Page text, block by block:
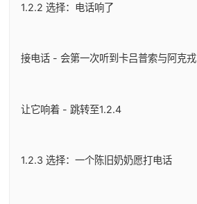
1.2.2 选择：电话响了
接电话 - 会第一次听到卡吕普索与阿克戎
让它响着 - 跳转至1.2.4
1.2.3 选择：一个陈旧奶奶愿打电话